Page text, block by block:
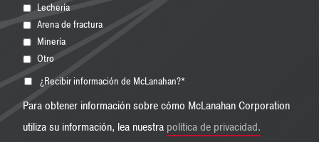
Lechería
Arena de fractura
Minería
Otro
¿Recibir información de McLanahan?*
Para obtener información sobre cómo McLanahan Corporation
utiliza su información, lea nuestra política de privacidad.